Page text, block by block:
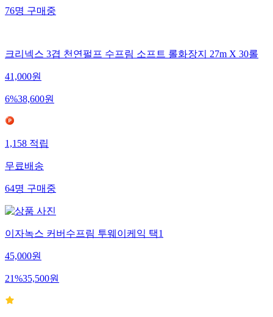
76명구매중
크리넥스 3겹 천연펄프 수프림 소프트 롤화장지 27m X 30롤
41,000원
6%38,600원
1,158적립
무료배송
64명구매중
이자녹스 커버수프림 투웨이케익 택1
45,000원
21%35,500원